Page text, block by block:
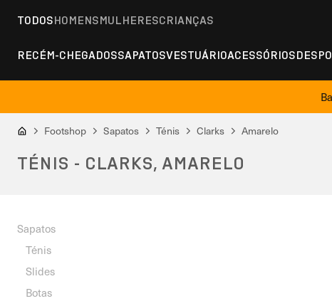
TODOSHOMENSMULHERESCRIANÇAS
RECÉM-CHEGADOSSAPATOSVESTUÁRIOACESSÓRIOS
Footshop Sapatos Ténis Clarks Amarelo
TÉNIS - CLARKS, AMARELO
Sapatos
Ténis
Slides
Botas